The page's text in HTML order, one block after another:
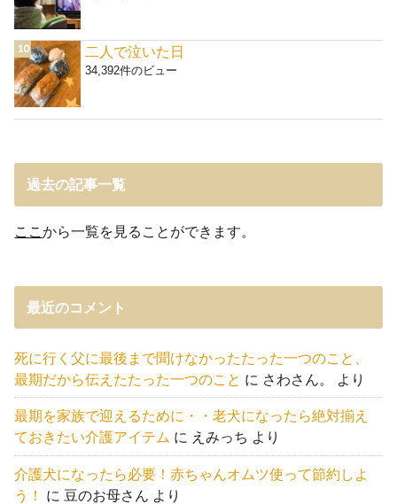
二人で泣いた日
34,392件のビュー
過去の記事一覧
ここから一覧を見ることができます。
最近のコメント
死に行く父に最後まで聞けなかったたった一つのこと、
最期だから伝えたたった一つのこと に さわさん。 より
最期を家族で迎えるために・・老犬になったら絶対揃え
ておきたい介護アイテム に えみっち より
介護犬になったら必要！赤ちゃんオムツ使って節約しよ
う！
に 豆のお母さん より